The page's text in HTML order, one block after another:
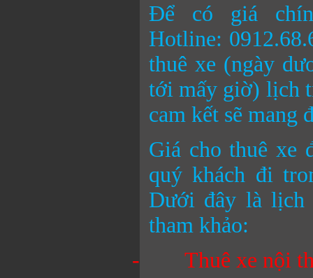
Để có giá
Hotline:
thuê xe (ngày
tới mấy giờ) lịch
cam kết sẽ mang
Giá cho thuê xe
quý khách đi
Dưới đây là lịch
tham khảo:
- Thuê xe nội